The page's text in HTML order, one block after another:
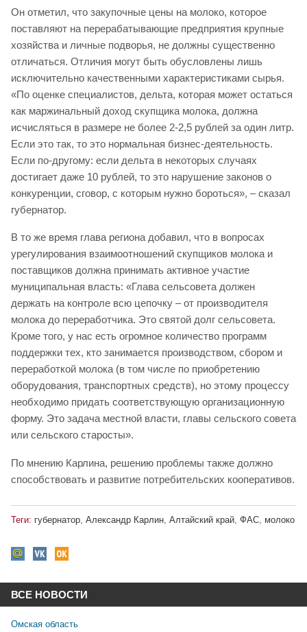
Он отметил, что закупочные цены на молоко, которое
поставляют на перерабатывающие предприятия крупные
хозяйства и личные подворья, не должны существенно
отличаться. Отличия могут быть обусловлены лишь
исключительно качественными характеристиками сырья.
«По оценке специалистов, дельта, которая может остаться
как маржинальный доход скупщика молока, должна
исчисляться в размере не более 2-2,5 рублей за один литр.
Если это так, то это нормальная бизнес-деятельность.
Если по-другому: если дельта в некоторых случаях
достигает даже 10 рублей, то это нарушение законов о
конкуренции, сговор, с которым нужно бороться», – сказал
губернатор.
В то же время глава региона добавил, что в вопросах
урегулирования взаимоотношений скупщиков молока и
поставщиков должна принимать активное участие
муниципальная власть: «Глава сельсовета должен
держать на контроле всю цепочку – от производителя
молока до переработчика. Это святой долг сельсовета.
Кроме того, у нас есть огромное количество программ
поддержки тех, кто занимается производством, сбором и
переработкой молока (в том числе по приобретению
оборудования, транспортных средств), но этому процессу
необходимо придать соответствующую организационную
форму. Это задача местной власти, главы сельского совета
или сельского старосты».
По мнению Карлина, решению проблемы также должно
способствовать и развитие потребительских кооперативов.
Теги: губернатор Александр Карлин Алтайский край ФАС молоко
ВСЕ НОВОСТИ
Омская область